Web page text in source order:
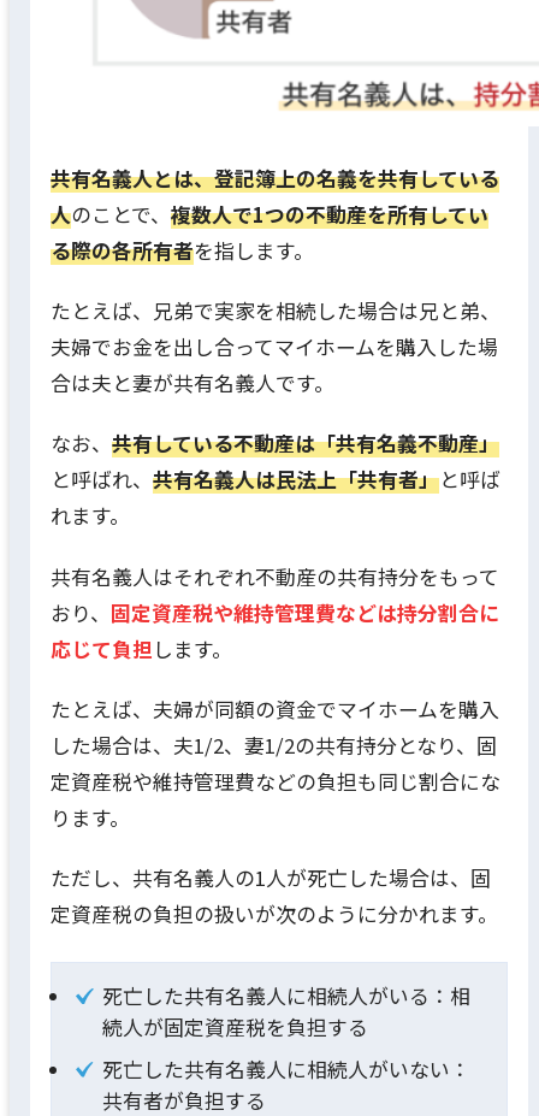
共有名義人とは、登記簿上の名義を共有している
人のことで、 複数人で1つの不動産を所有してい
る際の各所有者を指します。
たとえば、兄弟で実家を相続した場合は兄と弟、
夫婦でお金を出し合ってマイホームを購入した場
合は夫と妻が共有名義人です。
なお、 共有している不動産は「共有名義不動産」
と呼ばれ、 共有名義人は民法上「共有者」と呼ば
れます。
共有名義人はそれぞれ不動産の共有持分をもって
おり、 固定資産税や維持管理費などは持分割合に
応じて負担 します。
たとえば、夫婦が同額の資金でマイホームを購入
した場合は、夫1/2、妻1/2の共有持分となり、固
定資産税や維持管理費などの負担も同じ割合にな
ります。
ただし、共有名義人の1人が死亡した場合は、固
定資産税の負担の扱いが次のように分かれます。
死亡した共有名義人に相続人がいる：相
続人が固定資産税を負担する
死亡した共有名義人に相続人がいない：
共有者が負担する